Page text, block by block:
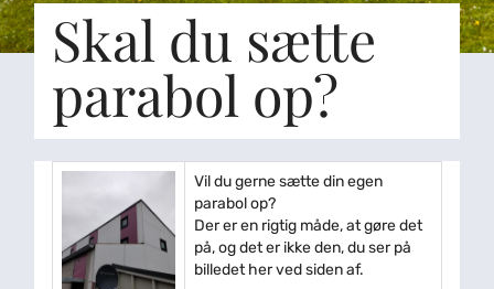
Skal du sætte
parabol op?
Vil du gerne sætte din egen
parabol op?
Der er en rigtig måde, at gøre det
på, og det er ikke den, du ser på
billedet her ved siden af.